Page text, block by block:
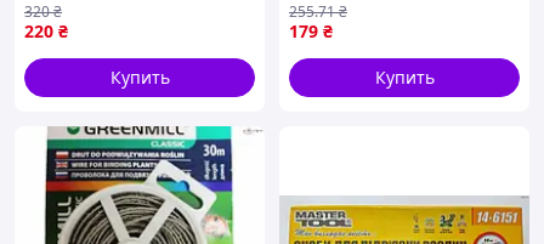
для подвязки растений
220 ₴
320₴
Купить
винограда / Лента для
тапенера / Лент для
электрического степлера
179 ₴
255.71₴
Купить